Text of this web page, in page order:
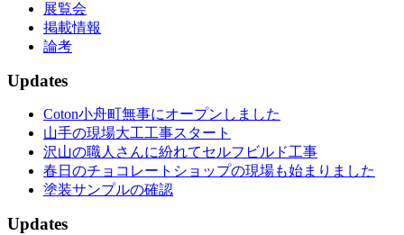
展覧会
掲載情報
論考
Updates
Coton小舟町無事にオープンしました
山手の現場大工工事スタート
沢山の職人さんに紛れてセルフビルド工事
春日のチョコレートショップの現場も始まりました
塗装サンプルの確認
Updates